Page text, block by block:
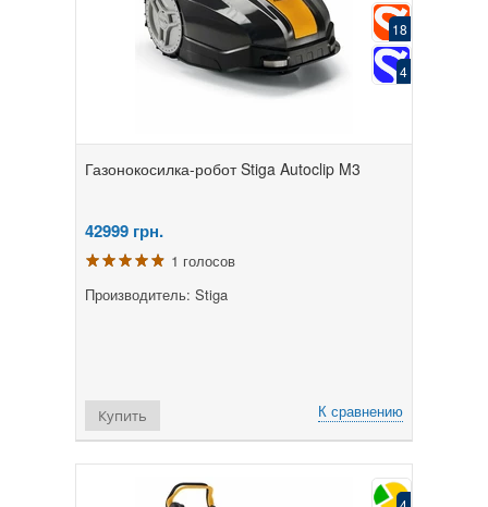
18
4
Газонокосилка-робот Stiga Autoclip M3
42999 грн.
1 голосов
Производитель: Stiga
К сравнению
Купить